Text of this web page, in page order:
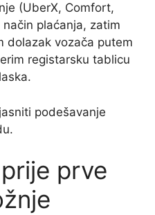
(UberX, Comfort,
plaćanja, zatim
dolazak vozača putem
registarsku tablicu
podešavanje
prve